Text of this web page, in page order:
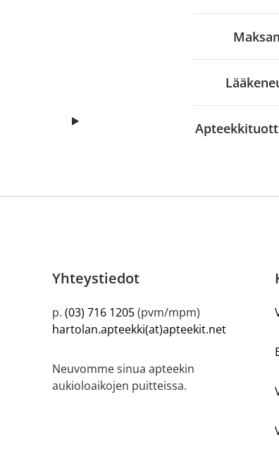
Yhteystiedot
p. (03) 716 1205(pvm/mpm)
hartolan.apteekki(at)apteekit.net
Neuvomme sinua apteekin
aukioloaikojen puitteissa.